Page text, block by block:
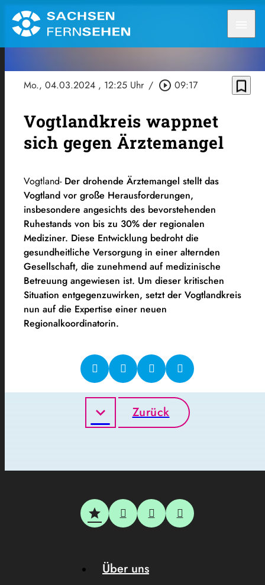
Mo., 04.03.2024 , 12:25 Uhr / play_circle_outline 09:17 bookmark_border
Vogtlandkreis wappnet
sich gegen Ärztemangel
Vogtland-Der drohende Ärztemangel stellt das
Vogtland vor große Herausforderungen,
insbesondere angesichts des bevorstehenden
Ruhestands von bis zu 30% der regionalen
Mediziner. Diese Entwicklung bedroht die
gesundheitliche Versorgung in einer alternden
Gesellschaft, die zunehmend auf medizinische
Betreuung angewiesen ist. Um dieser kritischen
Situation entgegenzuwirken, setzt der Vogtlandkreis
nun auf die Expertise einer neuen
Regionalkoordinatorin.
Zurück
Über uns